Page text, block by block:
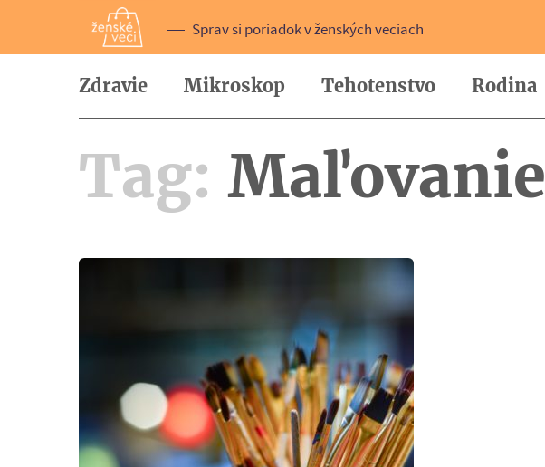
Sprav si poriadok v ženských veciach
Zdravie Mikroskop Tehotenstvo Rodina
Tag: Maľovanie